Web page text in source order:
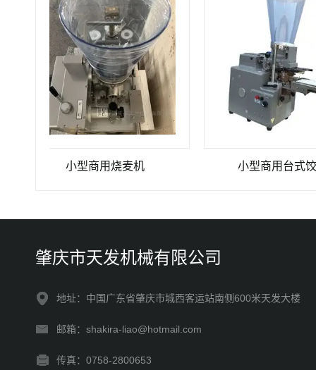
小型商用烧麦机 小型商用台式饺子机
肇庆市天发机械有限公司
地址：中国广东省肇庆市城西客运站南侧600米天发大楼
邮箱：shakira-liao@hotmail.com
传真：0758-2800653